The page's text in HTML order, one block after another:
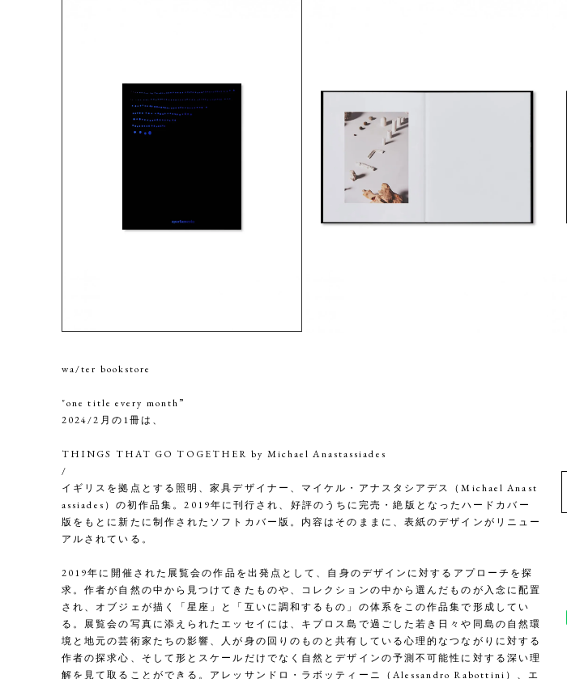
wa/ter bookstore
"one title every month”
2024/2月の1冊は、
THINGS THAT GO TOGETHER by Michael Anastassiades
/
イギリスを拠点とする照明、家具デザイナー、マイケル・アナスタシアデス（Michael Anast
assiades）の初作品集。2019年に刊行され、好評のうちに完売・絶版となったハードカバー
版をもとに新たに制作されたソフトカバー版。内容はそのままに、表紙のデザインがリニュー
アルされている。
2019年に開催された展覧会の作品を出発点として、自身のデザインに対するアプローチを探
求。作者が自然の中から見つけてきたものや、コレクションの中から選んだものが入念に配置
され、オブジェが描く「星座」と「互いに調和するもの」の体系をこの作品集で形成してい
る。展覧会の写真に添えられたエッセイには、キプロス島で過ごした若き日々や同島の自然環
境と地元の芸術家たちの影響、人が身の回りのものと共有している心理的なつながりに対する
作者の探求心、そして形とスケールだけでなく自然とデザインの予測不可能性に対する深い理
解を見て取ることができる。アレッサンドロ・ラボッティーニ（Alessandro Rabottini）、エ